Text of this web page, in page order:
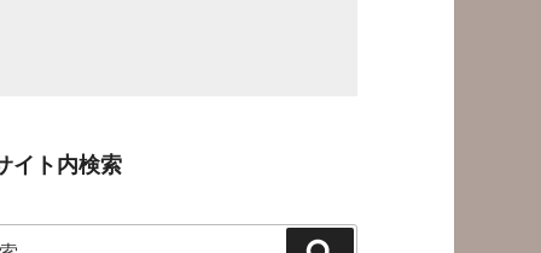
イト内検索